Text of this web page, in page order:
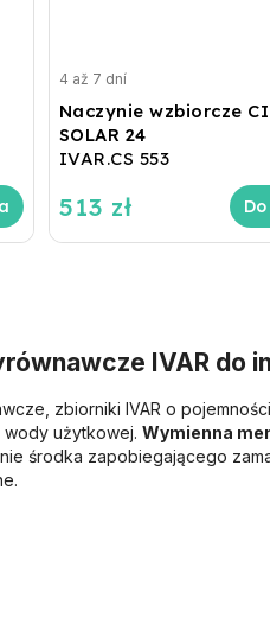
Naczynie wzbiorcze
SOLAR 24
IVAR.CS 553
4 až 7 dní
513 zł
IVAR do
zbiorniki IVAR o
wody użytkowej. Wymienna
środka zapobiegającego